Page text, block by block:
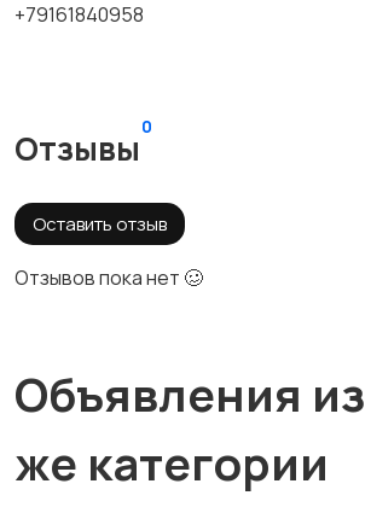
+79161840958
Отзывы
0
Оставить отзыв
Отзывов пока нет 🥴
Объявления
же категории